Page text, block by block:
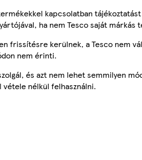
kapcsolatban
ha nem Tesco saját márkás
frissítésre kerülnek, a Tesco nem
nem érinti.
és azt nem lehet semmilyen
vétele nélkül felhasználni.